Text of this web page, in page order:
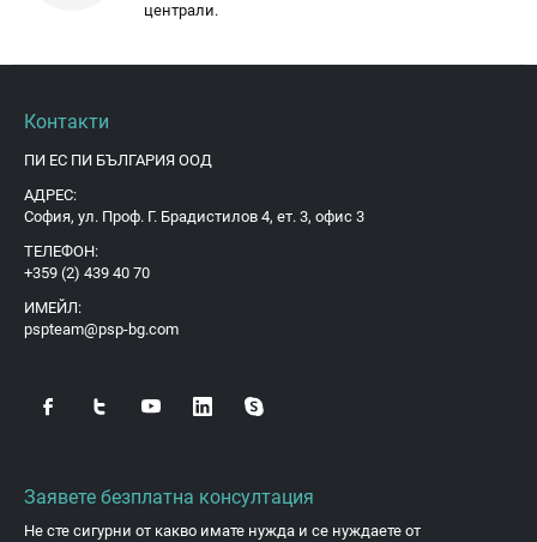
централи.
Контакти
ПИ ЕС ПИ БЪЛГАРИЯ ООД
АДРЕС:
София, ул. Проф. Г. Брадистилов 4, ет. 3, офис 3
ТЕЛЕФОН:
+359 (2) 439 40 70
ИМЕЙЛ:
pspteam@psp-bg.com
Заявете безплатна консултация
Не сте сигурни от какво имате нужда и се нуждаете от